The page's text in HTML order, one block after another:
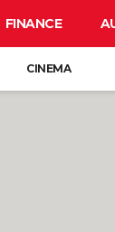
FINANCE
CINEMA